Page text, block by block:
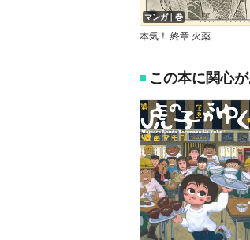
マンガ｜巻
本気！ 終章 火薬
この本に関心